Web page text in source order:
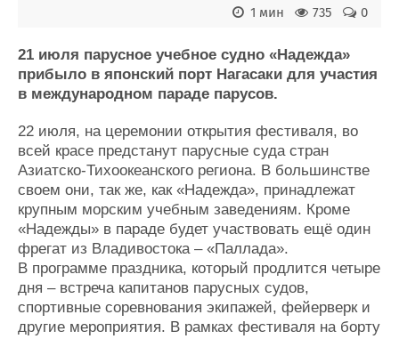
Еще
Судостроение
Новости
Компании
Репутация
Работа
Крюинг
Журнал
Реклама
Торговая площадка
Продажа флота
Оборудование
Изделия
Материалы
Услуги
Конференции
Флот
0
735
1 мин
21 июля парусное учебное судно «Надежда»
прибыло в японский порт Нагасаки для участия
в международном параде парусов.
22 июля, на церемонии открытия фестиваля, во
всей красе предстанут парусные суда стран
Азиатско-Тихоокеанского региона. В большинстве
своем они, так же, как «Надежда», принадлежат
крупным морским учебным заведениям. Кроме
«Надежды» в параде будет участвовать ещё один
фрегат из Владивостока – «Паллада».
В программе праздника, который продлится четыре
дня – встреча капитанов парусных судов,
спортивные соревнования экипажей, фейерверк и
другие мероприятия. В рамках фестиваля на борту